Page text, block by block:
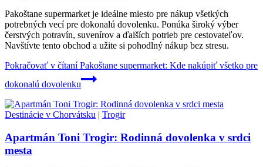
Pakoštane supermarket je ideálne miesto pre nákup všetkých
potrebných vecí pre dokonalú dovolenku. Ponúka široký výber
čerstvých potravín, suvenírov a ďalších potrieb pre cestovateľov.
Navštívte tento obchod a užite si pohodlný nákup bez stresu.
Pokračovať v čítaníPakoštane supermarket: Kde nakúpiť všetko pre
dokonalú dovolenku
Destinácie v Chorvátsku | Trogir
Apartmán Toni Trogir: Rodinná dovolenka v srdci
mesta